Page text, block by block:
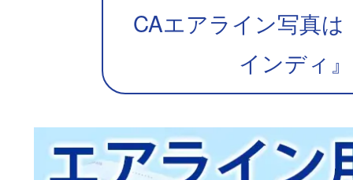
CAエアライン写真
インディ』